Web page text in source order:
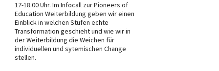
17-18.00 Uhr. Im Infocall zur Pioneers of
Education Weiterbildung geben wir einen
Einblick in welchen Stufen echte
Transformation geschieht und wie wir in
der Weiterbildung die Weichen für
individuellen und sytemischen Change
stellen.